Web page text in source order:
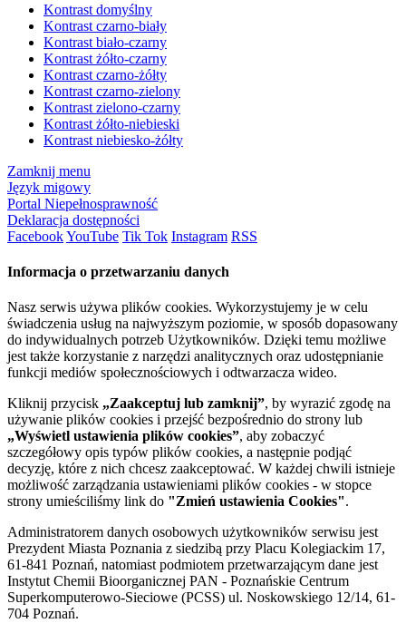
Kontrast domyślny
Kontrast czarno-biały
Kontrast biało-czarny
Kontrast żółto-czarny
Kontrast czarno-żółty
Kontrast czarno-zielony
Kontrast zielono-czarny
Kontrast żółto-niebieski
Kontrast niebiesko-żółty
Zamknij menu
Język migowy
Portal Niepełnosprawność
Deklaracja dostępności
FacebookYouTube Tik Tok Instagram RSS
Informacja o przetwarzaniu danych
Nasz serwis używa plików cookies. Wykorzystujemy je w celu
świadczenia usług na najwyższym poziomie, w sposób dopasowany
do indywidualnych potrzeb Użytkowników. Dzięki temu możliwe
jest także korzystanie z narzędzi analitycznych oraz udostępnianie
funkcji mediów społecznościowych i odtwarzacza wideo.
Kliknij przycisk „Zaakceptuj lub zamknij”, by wyrazić zgodę na
używanie plików cookies i przejść bezpośrednio do strony lub
„Wyświetl ustawienia plików cookies”, aby zobaczyć
szczegółowy opis typów plików cookies, a następnie podjąć
decyzję, które z nich chcesz zaakceptować. W każdej chwili istnieje
możliwość zarządzania ustawieniami plików cookies - w stopce
strony umieściliśmy link do "Zmień ustawienia Cookies".
Administratorem danych osobowych użytkowników serwisu jest
Prezydent Miasta Poznania z siedzibą przy Placu Kolegiackim 17,
61-841 Poznań, natomiast podmiotem przetwarzającym dane jest
Instytut Chemii Bioorganicznej PAN - Poznańskie Centrum
Superkomputerowo-Sieciowe (PCSS) ul. Noskowskiego 12/14, 61-
704 Poznań.